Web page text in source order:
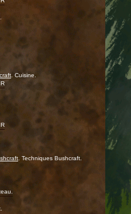
. Cuisine.
. Techniques Bushcraft.